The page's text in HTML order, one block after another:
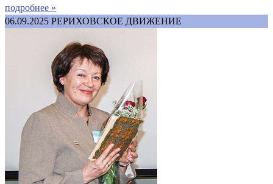
подробнее »
06.09.2025 РЕРИХОВСКОЕ ДВИЖЕНИЕ